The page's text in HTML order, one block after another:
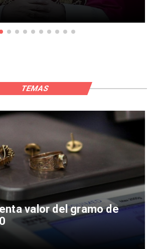
valor del gramo de
TEMAS